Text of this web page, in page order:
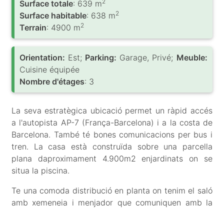
Surface totale: 639 m
Surface habitable: 638 m2
Terrain: 4900 m2
Orientation: Est; Parking: Garage, Privé; Meuble:
Cuisine équipée
Nombre d'étages: 3
La seva estratègica ubicació permet un ràpid accés
a l'autopista AP-7 (França-Barcelona) i a la costa de
Barcelona. També té bones comunicacions per bus i
tren. La casa està construïda sobre una parcella
plana daproximament 4.900m2 enjardinats on se
situa la piscina.
Te una comoda distribució en planta on tenim el saló
amb xemeneia i menjador que comuniquen amb la